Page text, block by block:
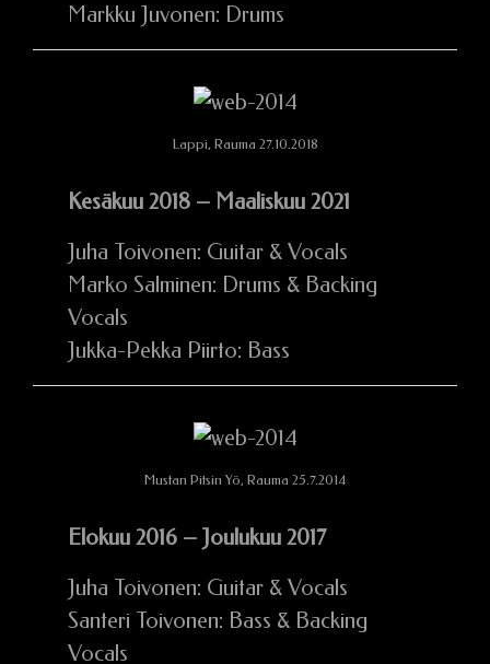
Markku Juvonen: Drums
Lappi, Rauma 27.10.2018
Kesäkuu 2018 – Maaliskuu 2021
Juha Toivonen: Guitar & Vocals
Marko Salminen: Drums & Backing
Vocals
Jukka-Pekka Piirto: Bass
Mustan Pitsin Yö, Rauma 25.7.2014
Elokuu 2016 – Joulukuu 2017
Juha Toivonen: Guitar & Vocals
Santeri Toivonen: Bass & Backing
Vocals